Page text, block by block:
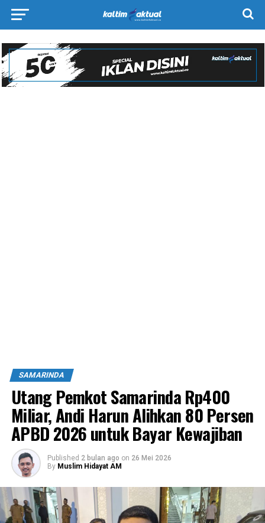
SAMARINDA
Utang Pemkot Samarinda Rp400
Miliar, Andi Harun Alihkan 80 Persen
APBD 2026 untuk Bayar Kewajiban
Published 2 bulan ago on 26 Mei 2026
By Muslim Hidayat AM